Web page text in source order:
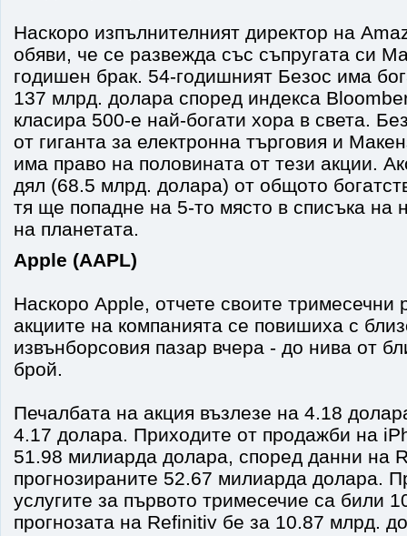
Наскоро изпълнителният директор на
обяви, че се развежда със съпругата си
годишен брак. 54-годишният Безос има
137 млрд. долара според индекса
класира 500-е най-богати хора в света.
от гиганта за електронна търговия и
има право на половината от тези акции.
дял (68.5 млрд. долара) от общото
тя ще попадне на 5-то място в списъка на
на планетата.
Apple (AAPL)
Наскоро Apple, отчете своите тримесечни
акциите на компанията се повишиха с
извънборсовия пазар вчера - до нива от
брой.
Печалбата на акция възлезе на 4.18
4.17 долара. Приходите от продажби на
51.98 милиарда долара, според данни на
прогнозираните 52.67 милиарда долара.
услугите за първото тримесечие са били
прогнозата на Refinitiv бе за 10.87 млрд.